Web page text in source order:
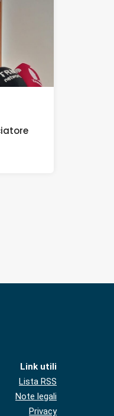
Link utili
Lista RSS
Note legali
Privacy